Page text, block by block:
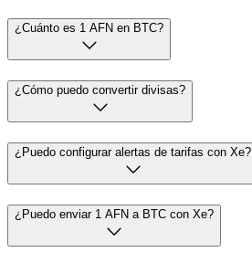
¿Cuánto es 1 AFN en BTC?
¿Cómo puedo convertir divisas?
¿Puedo configurar alertas de tarifas con Xe?
¿Puedo enviar 1 AFN a BTC con Xe?